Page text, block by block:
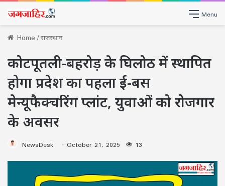
Menu
Home/राजस्थान
कोटपूतली-बहरोड़ के घिलोठ में स्थापित
होगा प्रदेश का पहला ई-बस
मेन्यूफैक्चरिंग प्लांट, युवाओं को रोजगार
के अवसर
NewsDesk October 21, 2025 13